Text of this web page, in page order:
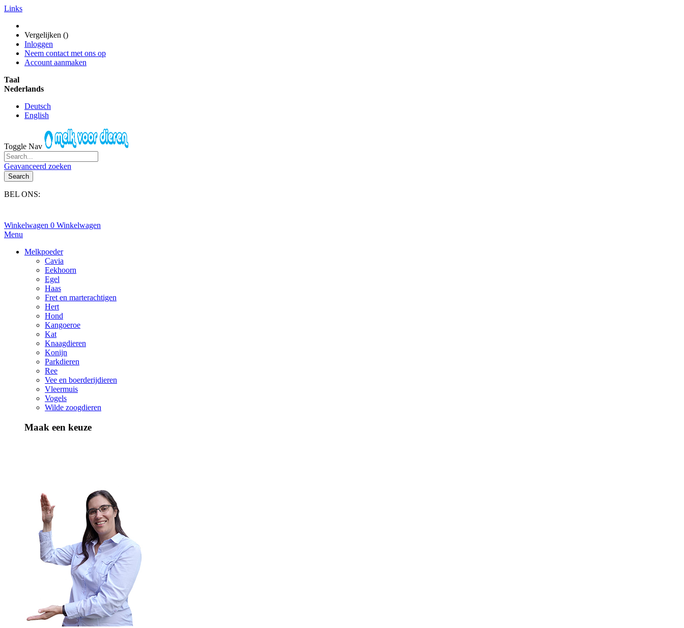
Links
Vergelijken ()
Inloggen
Neem contact met ons op
Account aanmaken
Taal
Nederlands
Deutsch
English
Toggle Nav
Geavanceerd zoeken
Search
BEL ONS:
Winkelwagen 0 Winkelwagen
Menu
Melkpoeder
Cavia
Eekhoorn
Egel
Haas
Fret en marterachtigen
Hert
Hond
Kangoeroe
Kat
Knaagdieren
Konijn
Parkdieren
Ree
Vee en boerderijdieren
Vleermuis
Vogels
Wilde zoogdieren
Maak een keuze